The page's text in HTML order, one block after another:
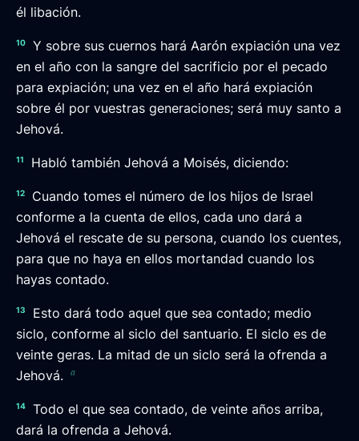
él libación.
10
Y sobre sus cuernos hará Aarón expiación una vez
en el año con la sangre del sacrificio por el pecado
para expiación; una vez en el año hará expiación
sobre él por vuestras generaciones; será muy santo a
Jehová.
11 Habló también Jehová a Moisés, diciendo:
12
Cuando tomes el número de los hijos de Israel
conforme a la cuenta de ellos, cada uno dará a
Jehová el rescate de su persona, cuando los cuentes,
para que no haya en ellos mortandad cuando los
hayas contado.
13
Esto dará todo aquel que sea contado; medio
siclo, conforme al siclo del santuario. El siclo es de
veinte geras. La mitad de un siclo será la ofrenda a
Jehová. a
14
Todo el que sea contado, de veinte años arriba,
dará la ofrenda a Jehová.